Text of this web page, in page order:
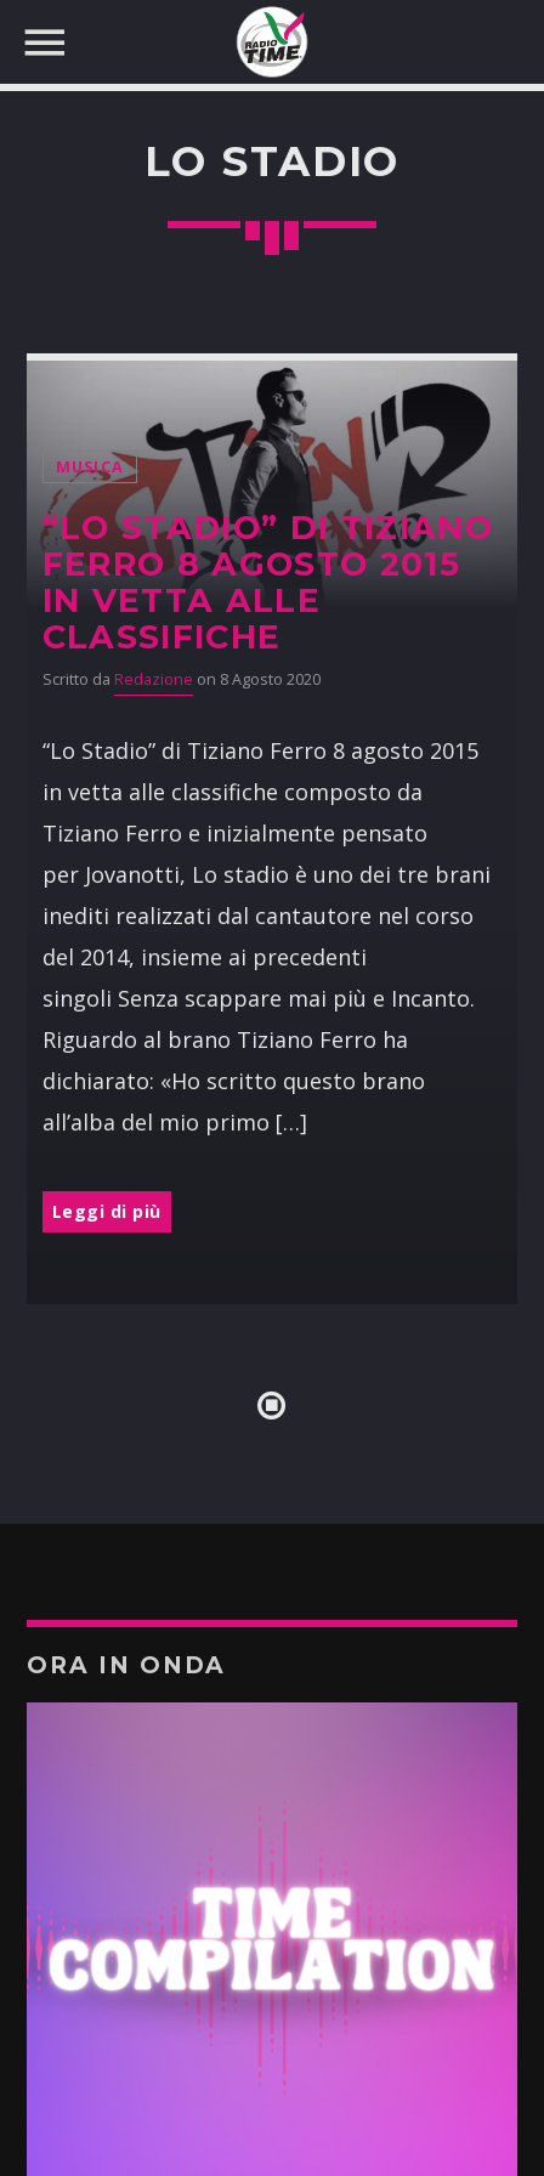
LO STADIO
MUSICA
“LO STADIO” DI TIZIANO
FERRO 8 AGOSTO 2015
IN VETTA ALLE
CLASSIFICHE
Scritto da Redazione on 8 Agosto 2020
“Lo Stadio” di Tiziano Ferro 8 agosto 2015
in vetta alle classifiche composto da
Tiziano Ferro e inizialmente pensato
per Jovanotti, Lo stadio è uno dei tre brani
inediti realizzati dal cantautore nel corso
del 2014, insieme ai precedenti
singoli Senza scappare mai più e Incanto.
Riguardo al brano Tiziano Ferro ha
dichiarato: «Ho scritto questo brano
all’alba del mio primo […]
Leggi di più
ORA IN ONDA